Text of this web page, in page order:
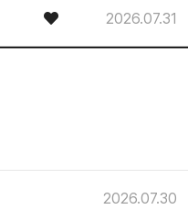
2026.07.31
2026.07.30